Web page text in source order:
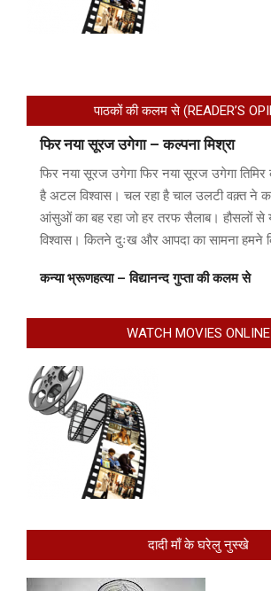
पाठकों की कलम से (READER’S
फिर नया सूरज उगेगा – कल्पना मिश्रा
फिर नया सूरज उगेगा फिर नया सूरज उगेगा
है अटल विश्वास। चल रहा है चाल उलटी वक़्त ने
आंसुओं का बह रहा जो हर तरफ सैलाब। हौसलों
विश्वास। कितने दुःख और आपदा का सामना हमने
कन्या भ्रूणहत्या – विद्यानन्द गुप्ता की कलम से
WATCH MOVIES ONLINE
दादी माँ के घरेलु नुस्खे